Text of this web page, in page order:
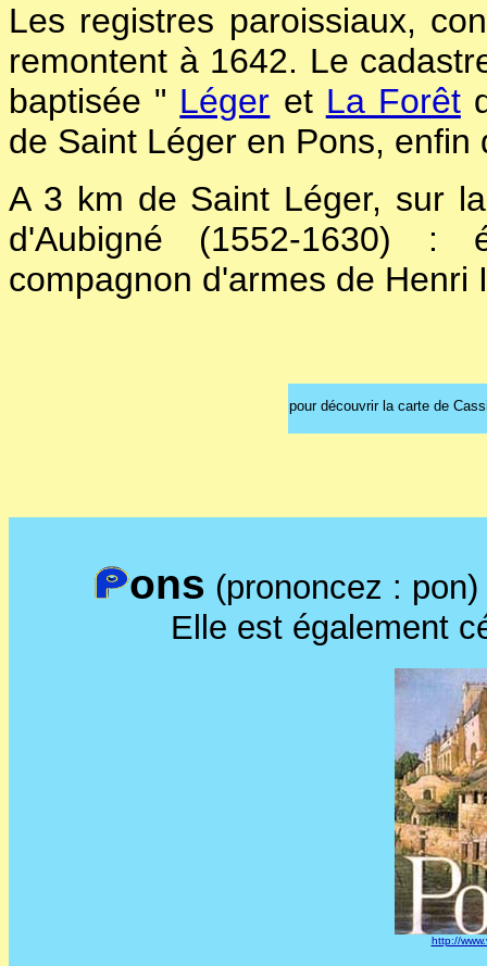
Les registres paroissiaux,
remontent à 1642. Le
baptisée " Léger et La Forêt
de Saint Léger en Pons, enfin
A 3 km de Saint Léger, sur
d'Aubigné (1552-1630) :
compagnon d'armes de Henri
pour découvrir la carte de
ons (prononcez :
Elle est également
http://